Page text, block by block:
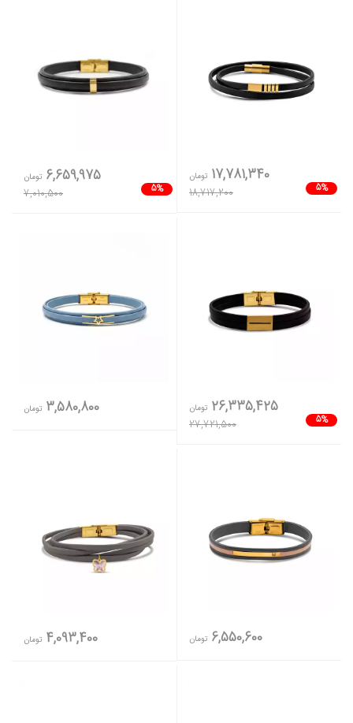
5%
17,781,340 تومان
18,717,200
5%
6,659,975 تومان
7,010,500
5%
26,335,425 تومان
27,721,500
3,580,800 تومان
6,550,600 تومان 4,093,400 تومان